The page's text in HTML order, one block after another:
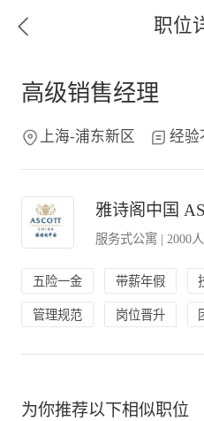
职位
高级销售经理
上海-浦东新区 经验
服务式公寓 | 2000
五险一金 带薪年假
管理规范 岗位晋升
为你推荐以下相似职位